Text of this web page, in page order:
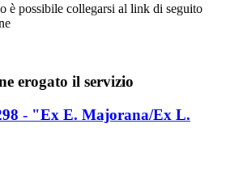
è possibile collegarsi al link di seguito
erogato il servizio
- "Ex E. Majorana/Ex L.